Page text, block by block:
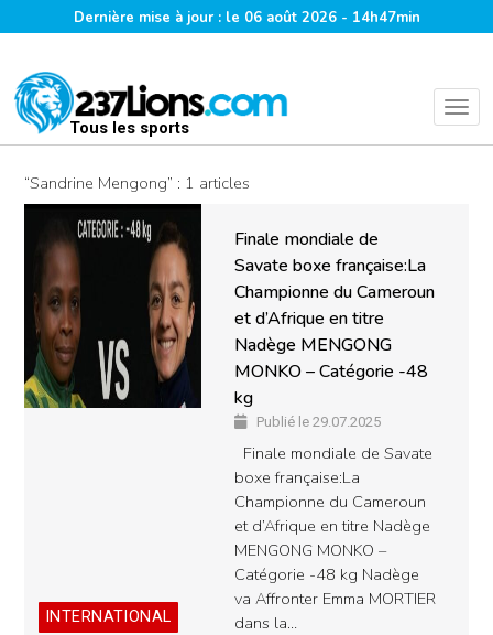
Dernière mise à jour : le 06 août 2026 - 14h47min
Tous les sports
“Sandrine Mengong” : 1 articles
INTERNATIONAL
Finale mondiale de
Savate boxe française:La
Championne du Cameroun
et d’Afrique en titre
Nadège MENGONG
MONKO – Catégorie -48
kg
Publié le 29.07.2025
Finale mondiale de Savate
boxe française:La
Championne du Cameroun
et d’Afrique en titre Nadège
MENGONG MONKO –
Catégorie -48 kg Nadège
va Affronter Emma MORTIER
dans la…